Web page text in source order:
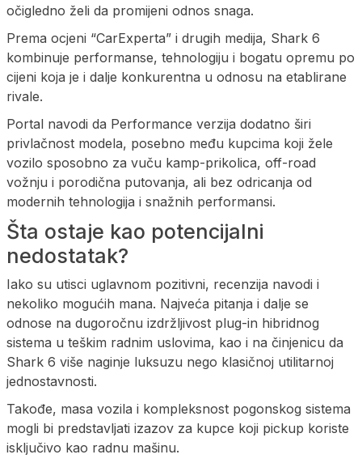
očigledno želi da promijeni odnos snaga.
Prema ocjeni “CarExperta” i drugih medija, Shark 6
kombinuje performanse, tehnologiju i bogatu opremu po
cijeni koja je i dalje konkurentna u odnosu na etablirane
rivale.
Portal navodi da Performance verzija dodatno širi
privlačnost modela, posebno među kupcima koji žele
vozilo sposobno za vuču kamp-prikolica, off-road
vožnju i porodična putovanja, ali bez odricanja od
modernih tehnologija i snažnih performansi.
Šta ostaje kao potencijalni
nedostatak?
Iako su utisci uglavnom pozitivni, recenzija navodi i
nekoliko mogućih mana. Najveća pitanja i dalje se
odnose na dugoročnu izdržljivost plug-in hibridnog
sistema u teškim radnim uslovima, kao i na činjenicu da
Shark 6 više naginje luksuzu nego klasičnoj utilitarnoj
jednostavnosti.
Takođe, masa vozila i kompleksnost pogonskog sistema
mogli bi predstavljati izazov za kupce koji pickup koriste
isključivo kao radnu mašinu.